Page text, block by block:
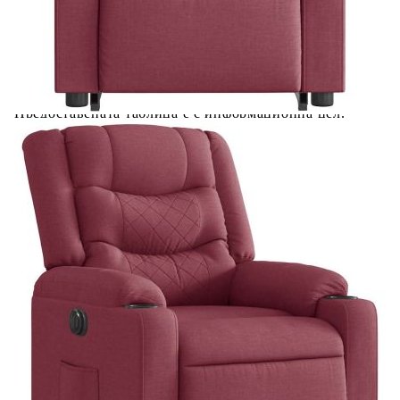
Предоставената таблица е с информационна цел.
количката" и при поръчка ще можете да изберете броя
Предоставената таблица е с информационна цел.
Добавете продукта в количката си с бутона "Добави в
количката" и при поръчка ще можете да изберете броя
вноски на кредита.
Предоставената таблица е с информационна цел.
Добавете продукта в количката си с бутона "Добави в
количката" и при поръчка ще можете да изберете броя
вноски на кредита.
Когато плащате с NewPay, всъщност NewPay плаща
поръчката Ви вместо Вас. Вие я получавате и
разполагате с три начина да я платите към тях:
Отложено до 30 дни от момента на изпращане на
поръчката без оскъпяване. За покупки на стойност до
400 лв. / €204,52
Плащане на 4 вноски. Заплащате 20% от стойността на
поръчката си на момента с карта. Останалата сума се